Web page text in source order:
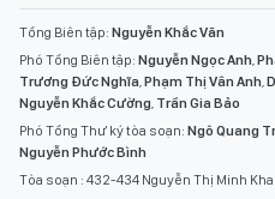
Tổng Biên tập: Nguyễn Khắc Văn
Phó Tổng Biên tập: Nguyễn Ngọc Anh,
Trương Đức Nghĩa,Phạm Thị Vân Anh,
Nguyễn Khắc Cường, Trần Gia Bảo
Phó Tổng Thư ký tòa soạn: Ngô Quang
Nguyễn Phước Bình
Tòa soạn : 432-434 Nguyễn Thị Minh